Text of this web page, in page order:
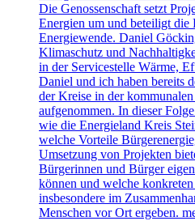
Die Genossenschaft setzt
Energien um und beteiligt
Energiewende. Daniel
Klimaschutz und
in der Servicestelle Wärme,
Daniel und ich haben bereits
der Kreise in der
aufgenommen. In dieser
wie die Energieland Kreis
welche Vorteile
Umsetzung von Projekten
Bürgerinnen und Bürger
können und welche
insbesondere im
Menschen vor Ort ergeben.